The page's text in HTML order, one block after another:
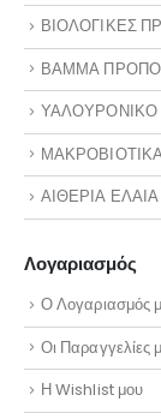
ΒΙΟΛΟΓΙΚΕΣ
ΒΑΜΜΑ
ΥΑΛΟΥΡΟΝΙΚΟ
ΑΙΘΕΡΙΑ ΕΛΑΙΑ
Λογαριασμός
Ο Λογαριασμός
Οι Παραγγελίες
Η Wishlist μου